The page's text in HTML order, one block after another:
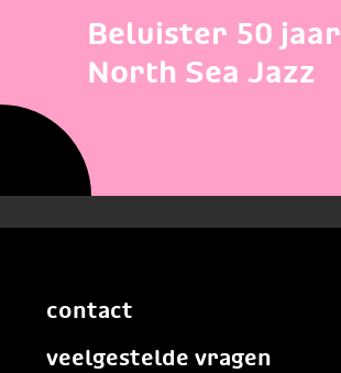
Beluister 50 jaar
North Sea Jazz
contact
veelgestelde vragen